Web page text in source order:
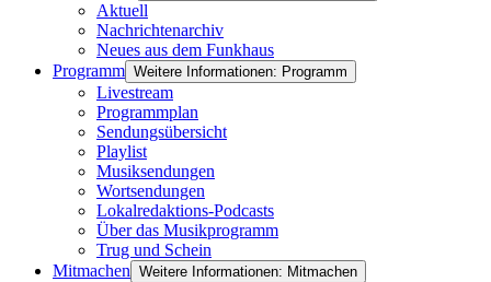
Aktuell
Nachrichtenarchiv
Neues aus dem Funkhaus
Programm Weitere Informationen: Programm
Livestream
Programmplan
Sendungsübersicht
Playlist
Musiksendungen
Wortsendungen
Lokalredaktions-Podcasts
Über das Musikprogramm
Trug und Schein
Mitmachen Weitere Informationen: Mitmachen